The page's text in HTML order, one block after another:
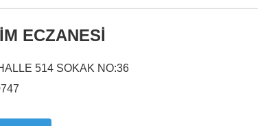
ECZANESİ
514 SOKAK NO:36